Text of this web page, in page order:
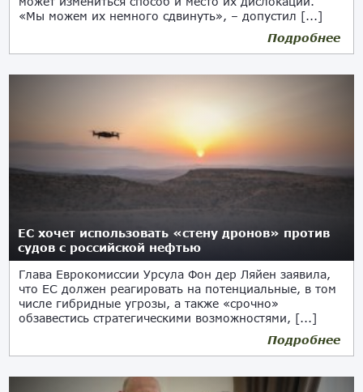
«Мы можем их немного сдвинуть», – допустил [...]
Подробнее
ЕС хочет использовать «стену дронов» против
судов с российской нефтью
Глава Еврокомиссии Урсула Фон дер Ляйен заявила,
что ЕС должен реагировать на потенциальные, в том
числе гибридные угрозы, а также «срочно»
обзавестись стратегическими возможностями, [...]
Подробнее